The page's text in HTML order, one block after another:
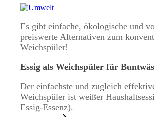
Es gibt einfache, ökologische und
preiswerte Alternativen zum
Weichspüler!
Essig als Weichspüler für
Der einfachste und zugleich
Weichspüler ist weißer
Essig-Essenz).